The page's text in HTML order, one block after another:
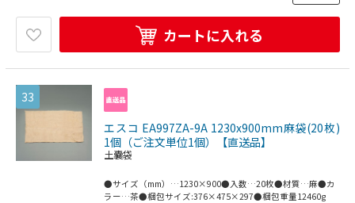
カートに入れる
33
エスコ EA997ZA-9A 1230x900mm麻袋(20枚)
1個（ご注文単位1個）【直送品】
土嚢袋
●サイズ（mm）…1230×900●入数…20枚●材質…麻●カ
ラー…茶●梱包サイズ:376×475×297●梱包重量12460g